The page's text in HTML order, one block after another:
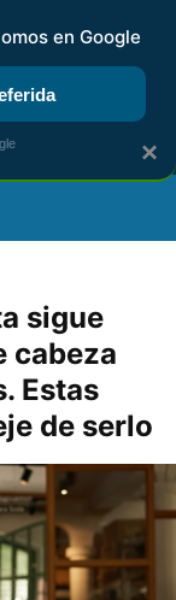
NUEVO
sigue
cabeza
Estas
de serlo
×
en Google